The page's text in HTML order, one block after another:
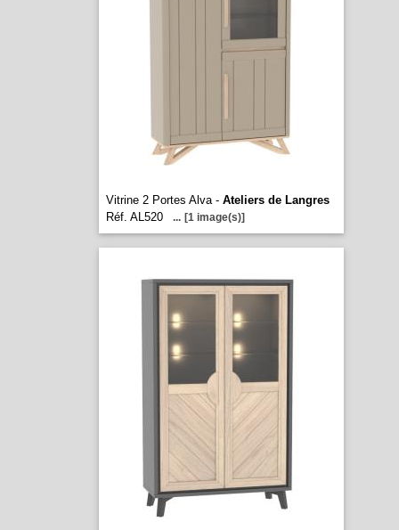
Vitrine 2 Portes Alva - Ateliers de Langres
Réf. AL520
... [1 image(s)]